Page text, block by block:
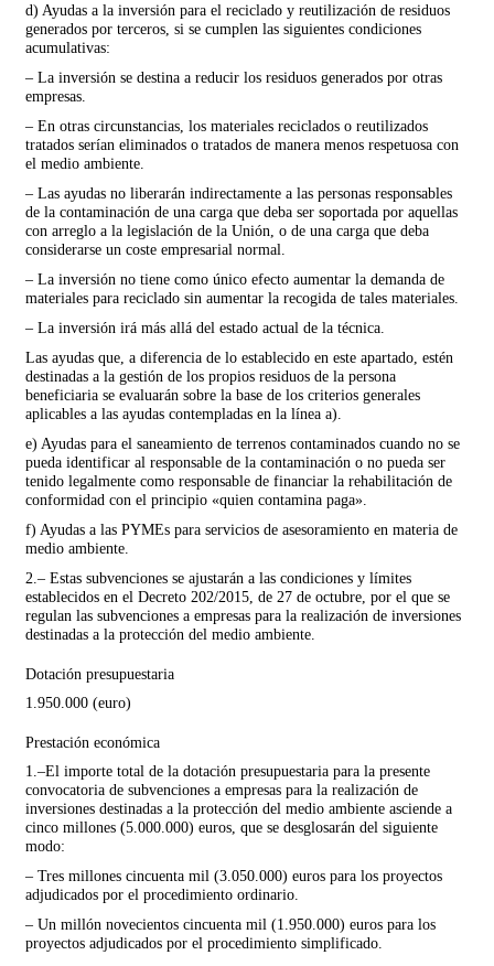
d) Ayudas a la inversión para el reciclado y reutilización de residuos
generados por terceros, si se cumplen las siguientes condiciones
acumulativas:
– La inversión se destina a reducir los residuos generados por otras
empresas.
– En otras circunstancias, los materiales reciclados o reutilizados
tratados serían eliminados o tratados de manera menos respetuosa con
el medio ambiente.
– Las ayudas no liberarán indirectamente a las personas responsables
de la contaminación de una carga que deba ser soportada por aquellas
con arreglo a la legislación de la Unión, o de una carga que deba
considerarse un coste empresarial normal.
– La inversión no tiene como único efecto aumentar la demanda de
materiales para reciclado sin aumentar la recogida de tales materiales.
– La inversión irá más allá del estado actual de la técnica.
Las ayudas que, a diferencia de lo establecido en este apartado, estén
destinadas a la gestión de los propios residuos de la persona
beneficiaria se evaluarán sobre la base de los criterios gene­rales
aplicables a las ayudas contempladas en la línea a).
e) Ayudas para el saneamiento de terrenos contaminados cuando no se
pueda identificar al responsable de la contaminación o no pueda ser
tenido legalmente como responsable de financiar la rehabilitación de
conformidad con el principio «quien contamina paga».
f) Ayudas a las PYMEs para servicios de asesoramiento en materia de
medio ambiente.
2.– Estas subvenciones se ajustarán a las condiciones y límites
establecidos en el Decreto 202/2015, de 27 de octubre, por el que se
regulan las subvenciones a empresas para la realización de inversiones
destinadas a la protección del medio ambiente.
Dotación presupuestaria
1.950.000 (euro)
Prestación económica
1.–El importe total de la dotación presupuestaria para la presente
convocatoria de subvenciones a empresas para la realización de
inversiones destinadas a la protección del medio ambiente asciende a
cinco millones (5.000.000) euros, que se desglosarán del siguiente
modo:
– Tres millones cincuenta mil (3.050.000) euros para los proyectos
adjudicados por el procedimiento ordinario.
– Un millón novecientos cincuenta mil (1.950.000) euros para los
proyectos adjudicados por el procedimiento simplificado.